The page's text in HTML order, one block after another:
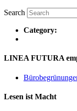
Search
Category:
LINEA FUTURA
Lesen ist Macht